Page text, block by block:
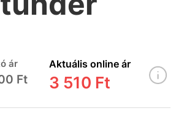
ár
Ft
Aktuális online ár
3 510 Ft